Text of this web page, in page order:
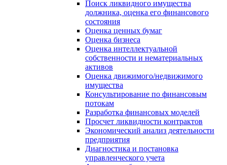
Поиск ликвидного имущества
должника, оценка его финансового
состояния
Оценка ценных бумаг
Оценка бизнеса
Оценка интеллектуальной
собственности и нематериальных
активов
Оценка движимого/недвижимого
имущества
Консультирование по финансовым
потокам
Разработка финансовых моделей
Просчет ликвидности контрактов
Экономический анализ деятельности
предприятия
Диагностика и постановка
управленческого учета